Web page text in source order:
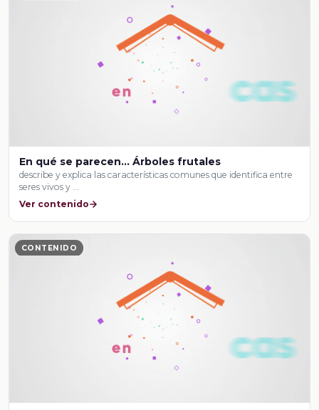
En qué se parecen… Árboles frutales
describe y explica las características comunes que identifica entre
seres vivos y …
Ver contenido
CONTENIDO